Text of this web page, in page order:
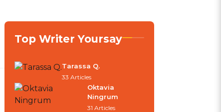
Top Writer Yoursay
Tarassa Q.
33 Articles
Oktavia
Ningrum
31 Articles